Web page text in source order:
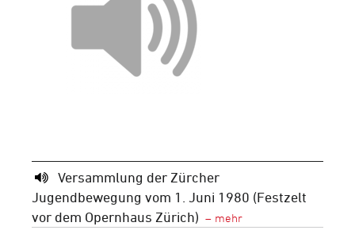
Versammlung der Zürcher
Jugendbewegung vom 1. Juni 1980 (Festzelt
vor dem Opernhaus Zürich)